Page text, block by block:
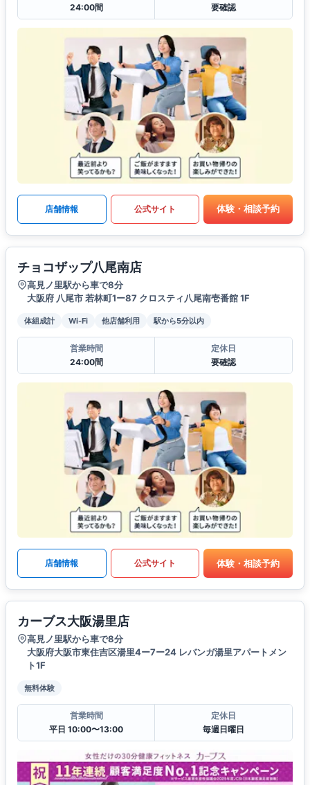
24:00間
要確認
店舗情報 公式サイト 体験・相談予約
チョコザップ八尾南店
高見ノ里駅から車で8分
大阪府 八尾市 若林町1ー87 クロスティ八尾南壱番館 1F
体組成計 Wi-Fi 他店舗利用 駅から5分以内
営業時間
24:00間
定休日
要確認
店舗情報 公式サイト 体験・相談予約
カーブス大阪湯里店
高見ノ里駅から車で8分
大阪府大阪市東住吉区湯里4ー7ー24 レバンガ湯里アパートメン
ト1F
無料体験
営業時間
平日 10:00〜13:00
定休日
毎週日曜日